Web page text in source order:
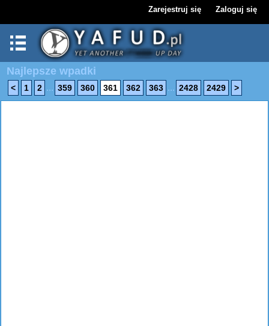
Zarejestruj się Zaloguj się
Najlepsze wpadki
< 1 2 ... 359 360 361 362 363 ... 2428 2429 >